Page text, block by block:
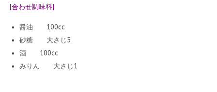
[合わせ調味料]
醤油 100cc
砂糖 大さじ5
酒 100cc
みりん 大さじ1